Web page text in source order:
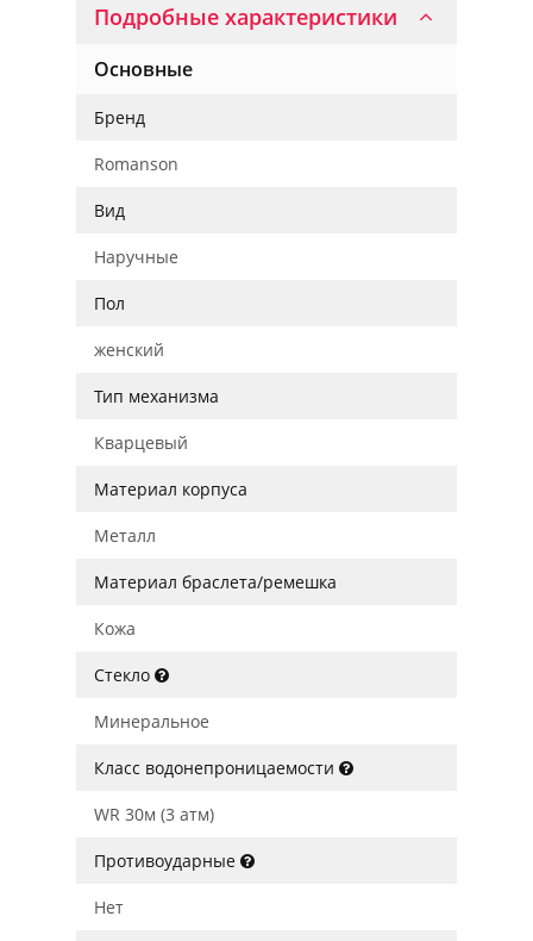
Подробные характеристики
Основные
Бренд
Romanson
Вид
Наручные
Пол
женский
Тип механизма
Кварцевый
Материал корпуса
Металл
Материал браслета/ремешка
Кожа
Стекло
Минеральное
Класс водонепроницаемости
WR 30м (3 атм)
Противоударные
Нет